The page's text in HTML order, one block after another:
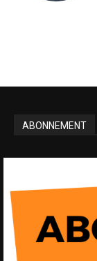
ABONNEMENT